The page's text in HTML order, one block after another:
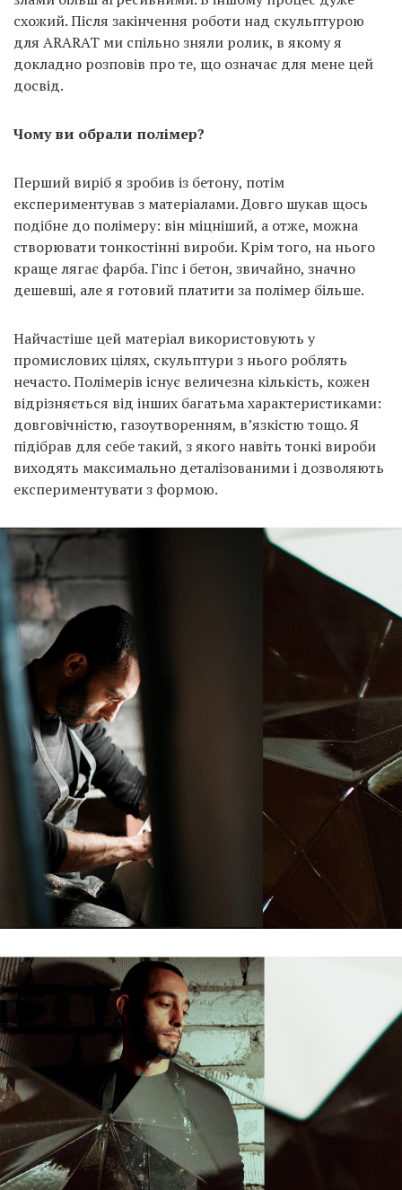
схожий. Після закінчення роботи над скульптурою
для ARARAT ми спільно зняли ролик, в якому я
докладно розповів про те, що означає для мене цей
досвід.
Чому ви обрали полімер?
Перший виріб я зробив із бетону, потім
експериментував з матеріалами. Довго шукав щось
подібне до полімеру: він міцніший, а отже, можна
створювати тонкостінні вироби. Крім того, на нього
краще лягає фарба. Гіпс і бетон, звичайно, значно
дешевші, але я готовий платити за полімер більше.
Найчастіше цей матеріал використовують у
промислових цілях, скульптури з нього роблять
нечасто. Полімерів існує величезна кількість, кожен
відрізняється від інших багатьма характеристиками:
довговічністю, газоутворенням, в’язкістю тощо. Я
підібрав для себе такий, з якого навіть тонкі вироби
виходять максимально деталізованими і дозволяють
експериментувати з формою.